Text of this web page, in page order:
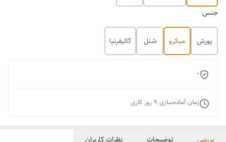
جنس
پورش میکرو شنل کالیفرنیا
0
زمان آماده‌سازی 9 روز کاری
بررسی توضیحات نظرات کاربران